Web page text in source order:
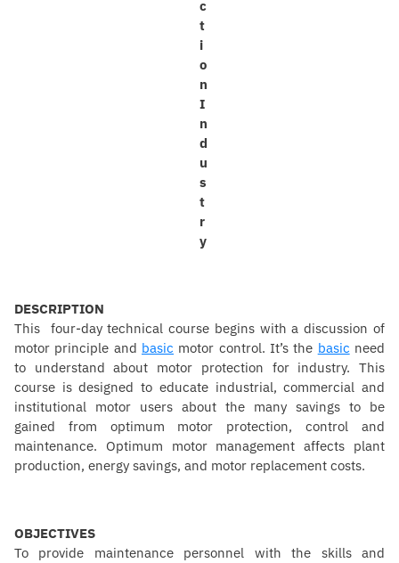
DESCRIPTION
This four-day technical course begins with a discussion of
motor principle and basic motor control. It’s the basic need
to understand about motor protection for industry. This
course is designed to educate industrial, commercial and
institutional motor users about the many savings to be
gained from optimum motor protection, control and
maintenance. Optimum motor management affects plant
production, energy savings, and motor replacement costs.
OBJECTIVES
To provide maintenance personnel with the skills and